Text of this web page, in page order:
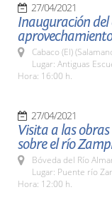
27/04/2021
Inauguración del
Cabaco (El)
Lugar: Antiguas
Hora: 16:00 h.
27/04/2021
Visita a las
sobre el río
Bóveda del Río
Lugar: Puente río
Hora: 12:00 h.